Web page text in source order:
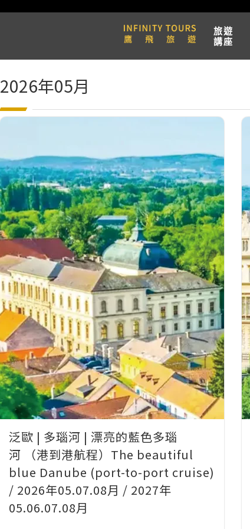
旅遊
講座
2026年05月
泛歐 | 多瑙河 | 漂亮的藍色多瑙
河 （港到港航程）The beautiful
blue Danube (port-to-port cruise)
/ 2026年05.07.08月 / 2027年
05.06.07.08月